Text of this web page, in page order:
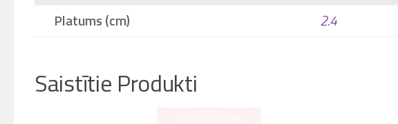
Platums (cm)
2.4
Saistītie Produkti